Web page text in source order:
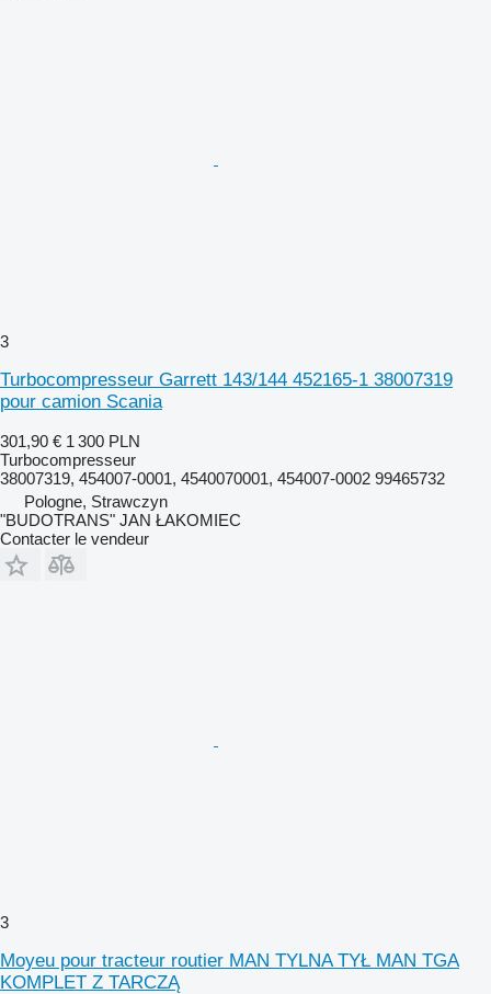
3
Turbocompresseur Garrett 143/144 452165-1 38007319
pour camion Scania
301,90 € 1 300 PLN
Turbocompresseur
38007319, 454007-0001, 4540070001, 454007-0002 99465732
Pologne, Strawczyn
"BUDOTRANS" JAN ŁAKOMIEC
Contacter le vendeur
3
Moyeu pour tracteur routier MAN TYLNA TYŁ MAN TGA
KOMPLET Z TARCZĄ